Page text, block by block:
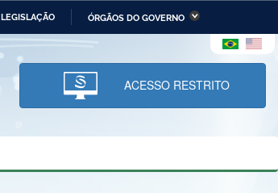
LEGISLAÇÃO ÓRGÃOS DO GOVERNO
Ministério da Infraestrutura
Ministério da Ciência,
Tecnologia, Inovações e
Comunicações
ACESSO RESTRITO